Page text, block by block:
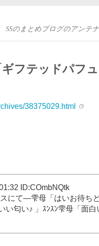
SSのまとめブログのアンテナ
フテッドパフュ
38375029.html
ID:COmbNQtk
にて―雫母「はいお待ち
い匂い♪ 」ｽﾝｽﾝ雫母「面